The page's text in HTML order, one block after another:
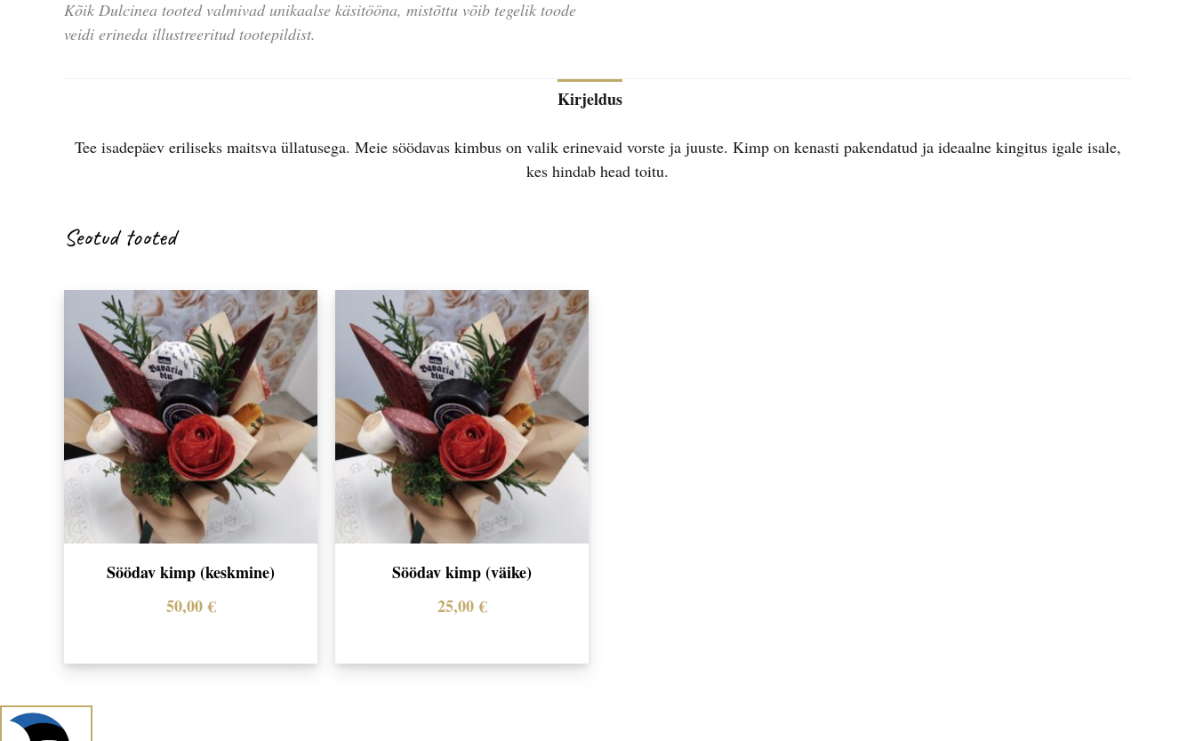
Kirjeldus
Tee isadepäev eriliseks maitsva üllatusega. Meie söödavas kimbus on valik erinevaid vorste ja juuste. Kimp on kenasti pakendatud ja ideaalne kingitus igale isale,
kes hindab head toitu.
Seotud tooted
Söödav kimp (keskmine)
50,00€
Söödav kimp (väike)
25,00€